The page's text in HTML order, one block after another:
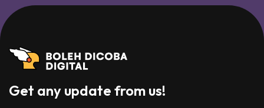
Get any update from us!